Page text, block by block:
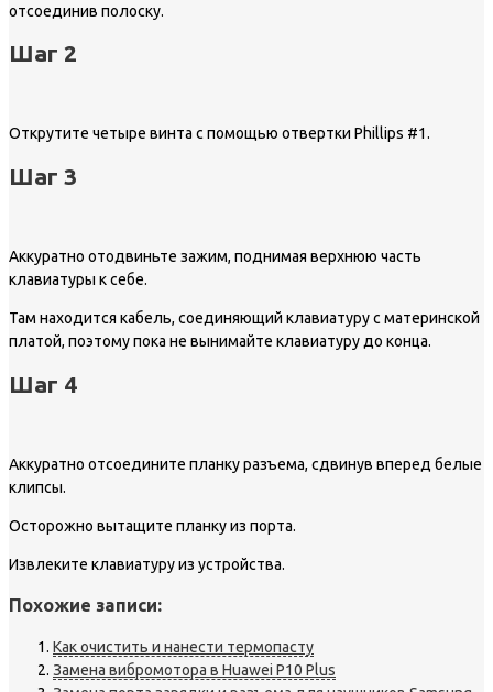
отсоединив полоску.
Шаг 2
Открутите четыре винта с помощью отвертки Phillips #1.
Шаг 3
Аккуратно отодвиньте зажим, поднимая верхнюю часть
клавиатуры к себе.
Там находится кабель, соединяющий клавиатуру с материнской
платой, поэтому пока не вынимайте клавиатуру до конца.
Шаг 4
Аккуратно отсоедините планку разъема, сдвинув вперед белые
клипсы.
Осторожно вытащите планку из порта.
Извлеките клавиатуру из устройства.
Похожие записи:
Как очистить и нанести термопасту
Замена вибромотора в Huawei P10 Plus